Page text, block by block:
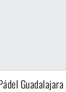
Guadalajara